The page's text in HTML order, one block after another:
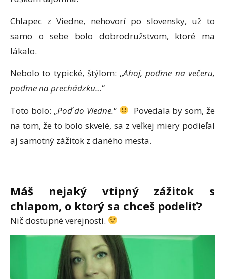
Chlapec z Viedne, nehovorí po slovensky, už to
samo o sebe bolo dobrodružstvom, ktoré ma
lákalo.
Nebolo to typické, štýlom: „Ahoj, poďme na večeru,
poďme na prechádzku…“
Toto bolo: „Poď do Viedne.“
Povedala by som, že
na tom, že to bolo skvelé, sa z veľkej miery podieľal
aj samotný zážitok z daného mesta.
Máš nejaký vtipný zážitok s
chlapom, o ktorý sa chceš podeliť?
Nič dostupné verejnosti.